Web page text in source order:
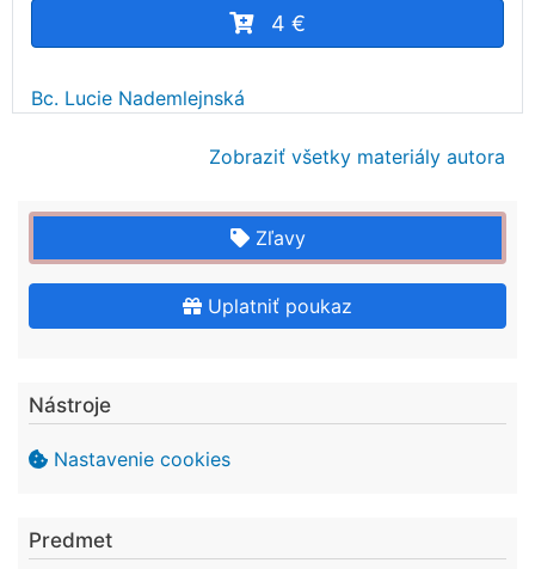
4 €
Bc. Lucie Nademlejnská
Zobraziť všetky materiály autora
Zľavy
Uplatniť poukaz
Nástroje
Nastavenie cookies
Predmet